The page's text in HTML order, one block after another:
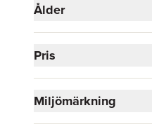
Ålder
Pris
Miljömärkning